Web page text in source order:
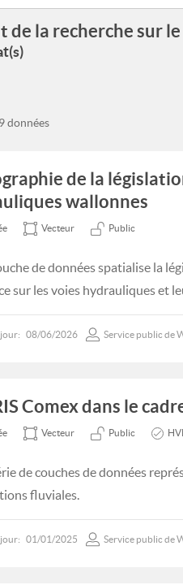
de la recherche sur
données
de la
wallonnes
Vecteur Public
de données spatialise la
sur les voies hydrauliques et
jour: 08/06/2026 Service public de
Comex dans le
Vecteur Public
de couches de données
fluviales.
jour: 01/01/2025 Service public de